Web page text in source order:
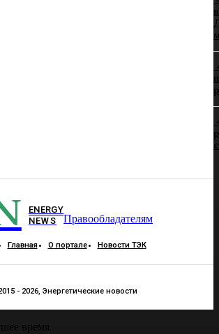
ENERGY
NEWS
Правообладателям
Главная О портале Новости ТЭК
- 2026, Энергетические новости
время